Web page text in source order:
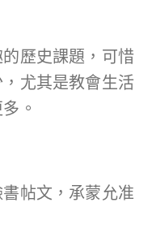
歷史課題，可惜
尤其是教會生活
。
書帖文，承蒙允准